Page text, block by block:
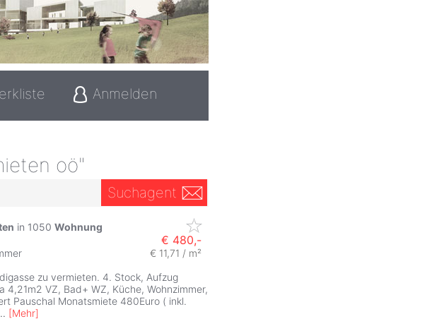
Anmelden
oö"
Suchagent
in 1050 Wohnung
€ 480,-
€ 11,71 / m²
zu vermieten. 4. Stock, Aufzug
VZ, Bad+ WZ, Küche, Wohnzimmer,
Pauschal Monatsmiete 480Euro ( inkl.
[Mehr]